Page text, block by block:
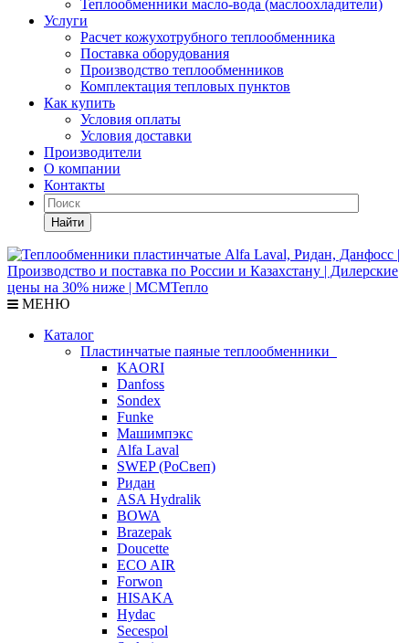
Теплообменники масло-вода (маслоохладители)
Услуги
Расчет кожухотрубного теплообменника
Поставка оборудования
Производство теплообменников
Комплектация тепловых пунктов
Как купить
Условия оплаты
Условия доставки
Производители
О компании
Контакты
Найти
МЕНЮ
Каталог
Пластинчатые паяные теплообменники
KAORI
Danfoss
Sondex
Funke
Машимпэкс
Alfa Laval
SWEP (РоСвеп)
Ридан
ASA Hydralik
BOWA
Brazepak
Doucette
ECO AIR
Forwon
HISAKA
Hydac
Secespol